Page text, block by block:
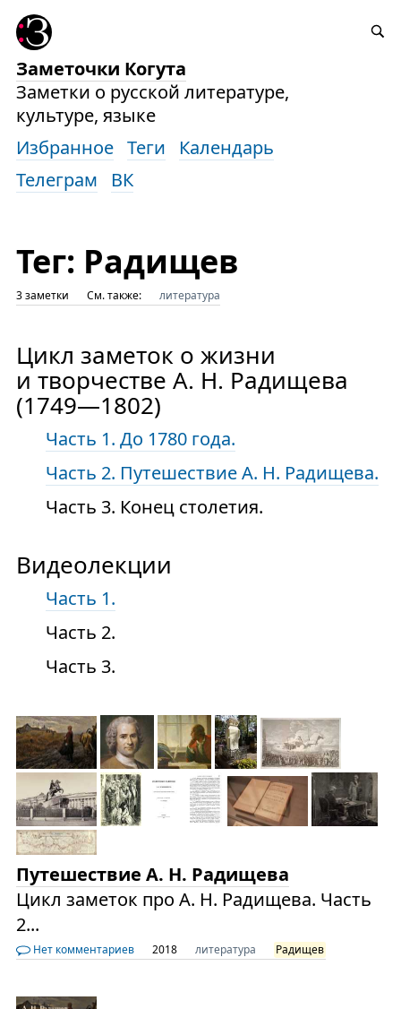
Заметочки Когута
Заметки о русской литературе,
культуре, языке
Избранное Теги
Календарь
Телеграм
ВК
Тег: Радищев
3 заметки См. также: литература
Цикл заметок о жизни
и творчестве А. Н. Радищева
(1749—1802)
Часть 1. До 1780 года.
Часть 2. Путешествие А. Н. Радищева.
Часть 3. Конец столетия.
Видеолекции
Часть 1.
Часть 2.
Часть 3.
Путешествие А. Н. Радищева
Цикл заметок про А. Н. Радищева. Часть
2...
Нет комментариев 2018 литература Радищев